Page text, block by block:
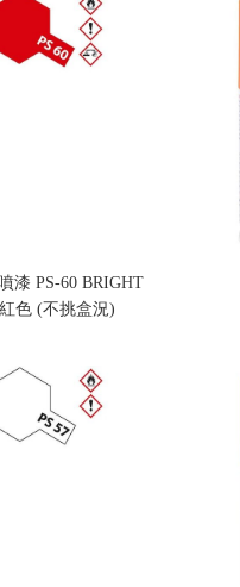
漆 PS-60 BRIGHT
色 (不挑盒況)